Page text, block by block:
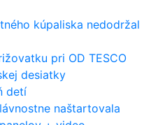
kúpaliska nedodržal
pri OD TESCO
desiatky
detí
naštartovala